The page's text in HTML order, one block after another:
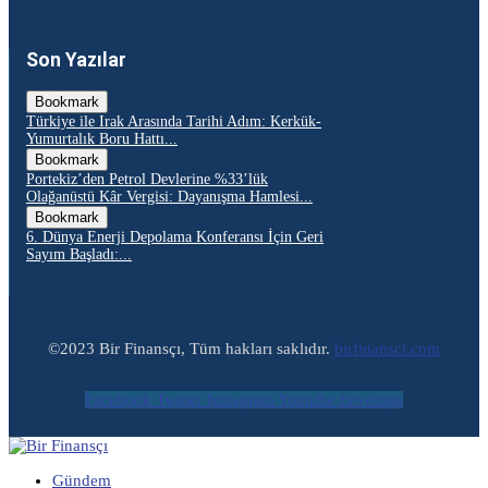
Son Yazılar
Bookmark
Türkiye ile Irak Arasında Tarihi Adım: Kerkük-
Yumurtalık Boru Hattı...
Bookmark
Portekiz’den Petrol Devlerine %33’lük
Olağanüstü Kâr Vergisi: Dayanışma Hamlesi...
Bookmark
6. Dünya Enerji Depolama Konferansı İçin Geri
Sayım Başladı:...
©2023 Bir Finansçı, Tüm hakları saklıdır. birfinansci.com
Facebook Twitter Instagram Youtube Envelope
Gündem